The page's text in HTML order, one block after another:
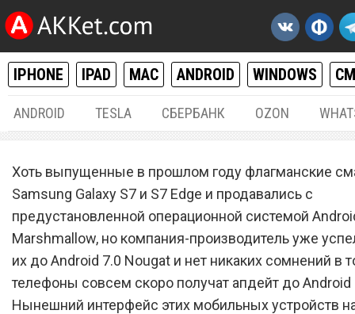
IPHONE IPAD MAC ANDROID WINDOWS
ANDROID TESLA СБЕРБАНК OZON
Samsung Galaxy S7 и S7
получат одну из главных
особенностей Galaxy S8 и
Note 8
Хоть выпущенные в прошлом году флагманские
Samsung Galaxy S7 и S7 Edge и продавались с
предустановленной операционной системой
Marshmallow, но компания-производитель уже
их до Android 7.0 Nougat и нет никаких сомнений в
телефоны совсем скоро получат апдейт до Android
Нынешний интерфейс этих мобильных устройств